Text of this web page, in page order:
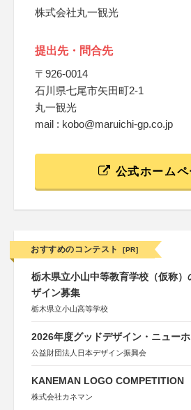
株式会社丸一観光
提出先・問合先
〒926-0014
石川県七尾市矢田町2-1
丸一観光
mail : kobo@maruichi-gp.co.jp
公式ホームペ
おすすめのコンテスト [PR]
栃木県立小山中等教育学校（仮称）
ザイン募集
栃木県立小山高等学校
2026年度グッドデザイン・ニュー
公益財団法人日本デザイン振興会
KANEMAN LOGO COMPETITION
株式会社カネマン